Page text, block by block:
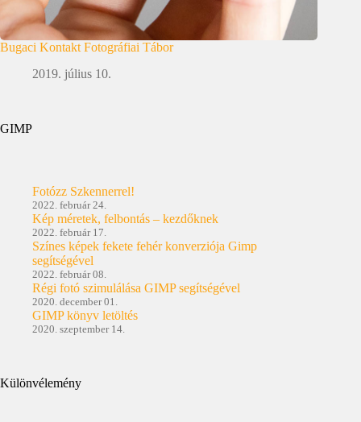
Bugaci Kontakt Fotográfiai Tábor
2019. július 10.
GIMP
Fotózz Szkennerrel!
2022. február 24.
Kép méretek, felbontás – kezdőknek
2022. február 17.
Színes képek fekete fehér konverziója Gimp
segítségével
2022. február 08.
Régi fotó szimulálása GIMP segítségével
2020. december 01.
GIMP könyv letöltés
2020. szeptember 14.
Különvélemény